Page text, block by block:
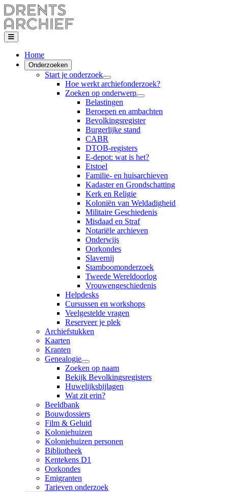
Home
Onderzoeken
Start je onderzoek
Hoe werkt archiefonderzoek?
Zoeken op onderwerp
Belastingen
Beroepen en ambachten
Bevolkingsregister
Burgerlijke stand
CABR
DTOB-registers
E-depot: wat is het?
Etstoel
Familie- en huisarchieven
Kadaster en Grondschatting
Kerk en Religie
Koloniën van Weldadigheid
Militaire Geschiedenis
Misdaad en Straf
Notariële archieven
Onderwijs
Oorkondes
Slavernij
Stamboomonderzoek
Tweede Wereldoorlog
Vrouwengeschiedenis
Helpdesks
Cursussen en workshops
Veelgestelde vragen
Reserveer je plek
Archiefstukken
Kaarten
Kranten
Genealogie
Zoeken op naam
Bekijk Bevolkingsregisters
Huwelijksbijlagen
Wat zit erin?
Beeldbank
Bouwdossiers
Film & Geluid
Koloniehuizen
Koloniehuizen personen
Bibliotheek
Kentekens D1
Oorkondes
Emigranten
Tarieven onderzoek